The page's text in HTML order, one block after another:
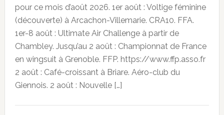
pour ce mois d’août 2026. 1er août : Voltige féminine
(découverte) à Arcachon-Villemarie. CRA10. FFA.
1er-8 août : Ultimate Air Challenge à partir de
Chambley. Jusqu’au 2 août : Championnat de France
en wingsuit à Grenoble. FFP. https://www.ffp.asso.fr
2 août : Café-croissant à Briare. Aéro-club du
Giennois. 2 août : Nouvelle […]